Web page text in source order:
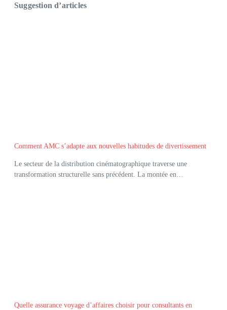
Suggestion d’articles
Comment AMC s’adapte aux nouvelles habitudes de divertissement
Le secteur de la distribution cinématographique traverse une
transformation structurelle sans précédent. La montée en…
Quelle assurance voyage d’affaires choisir pour consultants en